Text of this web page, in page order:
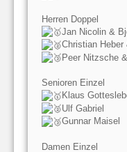
Herren Doppel
Jan Nicolin &
Christian
Peer Nitzsche
Senioren Einzel
Klaus
Ulf Gabriel
Gunnar Maisel
Damen Einzel